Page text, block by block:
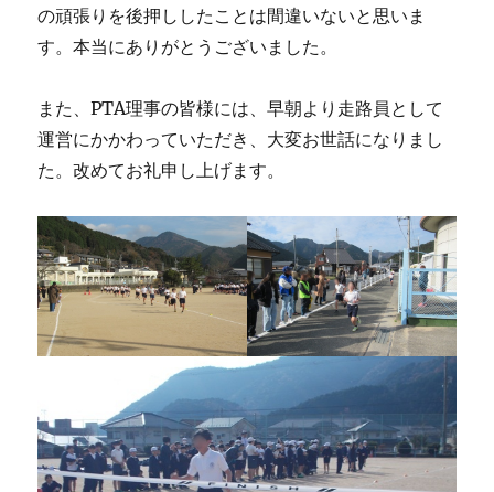
の頑張りを後押ししたことは間違いないと思いま
す。本当にありがとうございました。
また、PTA理事の皆様には、早朝より走路員として
運営にかかわっていただき、大変お世話になりまし
た。改めてお礼申し上げます。